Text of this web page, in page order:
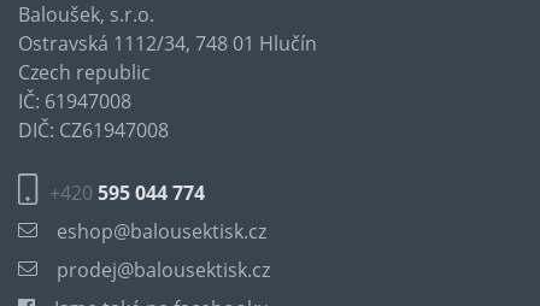
Baloušek, s.r.o.
Ostravská 1112/34, 748 01 Hlučín
Czech republic
IČ: 61947008
DIČ: CZ61947008
+420 595 044 774
eshop@balousektisk.cz
prodej@balousektisk.cz